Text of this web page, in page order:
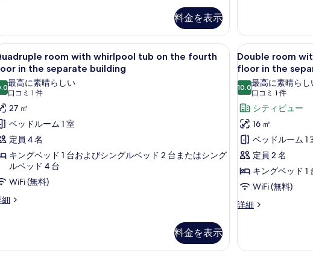
料金を表示
べ
て
の
写
真
を
表
示
す
る
on
the
third
floor
in
the
separate
building
の
詳
細
view on the third floor in the separate building | バルコニーからの眺望
the
Quadruple room with whirlpool tub on the fourth floor
11
room with whirlpool tub on the fourth
in the separate building
10 点中 10.0
最高に素晴らしい
口コミ 1 件
(口
コ
ミ
1
件)
27 ㎡
ベッドルーム 1 室
定員 4 名
キングベッド 1 台およびシングルベッド 2 台またはシング
ルベッド 4 台
WiFi (無料)
細
料金を表示
Double
room
with
Pantheon
view
on
the
fourth
floor
in
the
separate
す
11
Double room
floor in the
10.010 点中 10.0
最高に素晴らし
口コミ 1 件
(口
コ
ミ
件)
シティビュー
16 ㎡
ベッドルーム 1
定員 2 名
キングベッド 1
WiFi (無料)
詳細
Double
view